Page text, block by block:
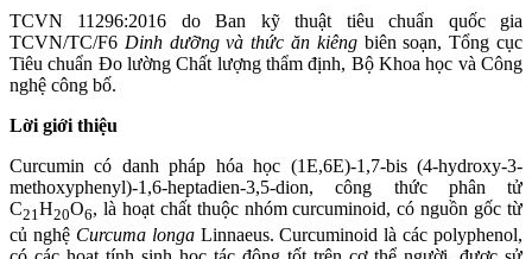
TCVN 11296:2016 do Ban kỹ thuật tiêu chuẩn quốc gia
TCVN/TC/F6 Dinh dưỡng và thức ăn kiêngbiên soạn, Tổng cục
Tiêu chuẩn Đo lường Chất lượng thẩm định, Bộ Khoa học và Công
nghệ công bố.
Lời giới thiệu
Curcumin có danh pháp hóa học (1E,6E)-1,7-bis (4-hydroxy-3-
methoxyphenyl)-1,6-heptadien-3,5-dion, công thức phân tử
C21 H20O6, là hoạt chất thuộc nhóm curcuminoid, có nguồn gốc từ
củ nghệ Curcuma longaLinnaeus. Curcuminoid là các polyphenol,